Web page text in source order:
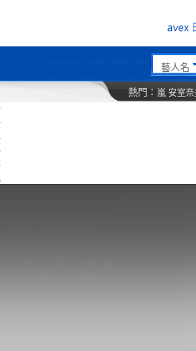
藝人名
熱門： 嵐 安室奈